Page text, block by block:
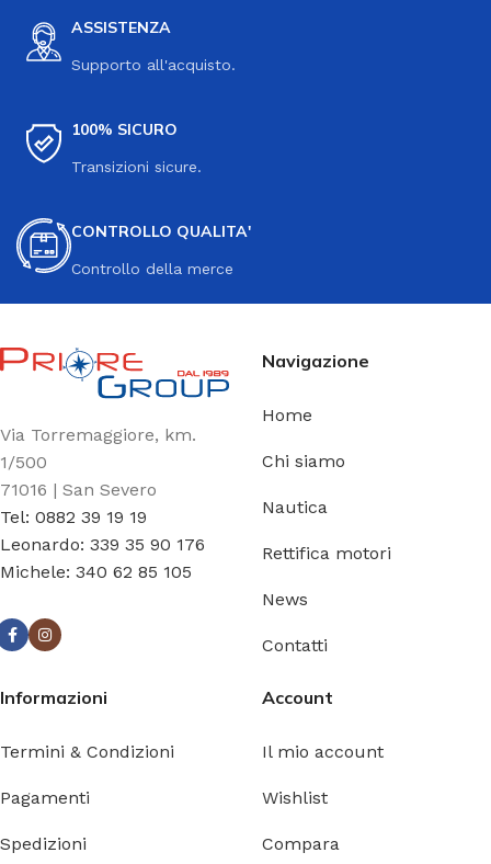
ASSISTENZA
Supporto all'acquisto.
100% SICURO
Transizioni sicure.
CONTROLLO QUALITA'
Controllo della merce
Via Torremaggiore, km.
1/500
71016 | San Severo
Tel: 0882 39 19 19
Leonardo: 339 35 90 176
Michele: 340 62 85 105
Navigazione
Home
Chi siamo
Nautica
Rettifica motori
News
Contatti
Informazioni
Termini & Condizioni
Pagamenti
Spedizioni
Account
Il mio account
Wishlist
Compara